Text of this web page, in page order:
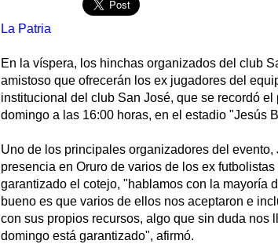
La Patria
En la víspera, los hinchas organizados del club
amistoso que ofrecerán los ex jugadores del
institucional del club San José, que se recordó
domingo a las 16:00 horas, en el estadio "Jesús
Uno de los principales organizadores del
presencia en Oruro de varios de los ex
garantizado el cotejo, "hablamos con la mayoría
bueno es que varios de ellos nos aceptaron e
con sus propios recursos, algo que sin duda nos
domingo está garantizado", afirmó.